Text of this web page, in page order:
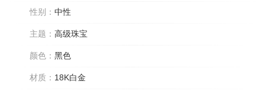
性别： 中性
主题： 高级珠宝
颜色： 黑色
材质： 18K白金